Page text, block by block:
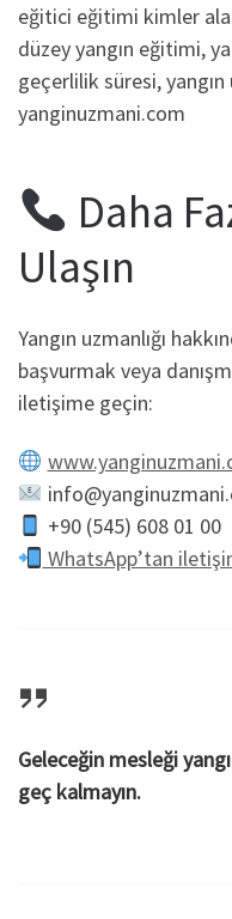
eğitici eğitimi kimler
düzey yangın eğitimi,
geçerlilik süresi, yangın
yanginuzmani.com
Daha
Ulaşın
Yangın uzmanlığı
başvurmak veya
iletişime geçin:
info
+90 (545) 608 01 00
WhatsApp’tan
Geleceğin mesleği
geç kalmayın.